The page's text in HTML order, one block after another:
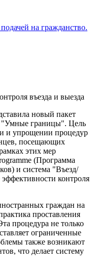
на гражданство.
въезда и выезда
новый пакет
"Умные границы". Цель
и упрощении процедур
посещающих
этих мер
(Программа
и система "Въезд/
контроля
граждан на
проставления
процедура не только
ограниченные
также возникают
что делает систему